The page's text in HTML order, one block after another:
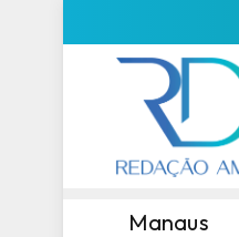
Manaus